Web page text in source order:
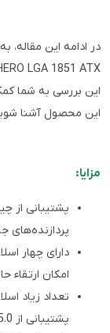
در ادامه این مقاله،
این بررسی به شما
این محصول آشنا
مزایا:
پردازنده‌های
امکان ارتقاء حافظه تا 192
پشتیبانی از PCIe 5.0 و PCIe 4.0.